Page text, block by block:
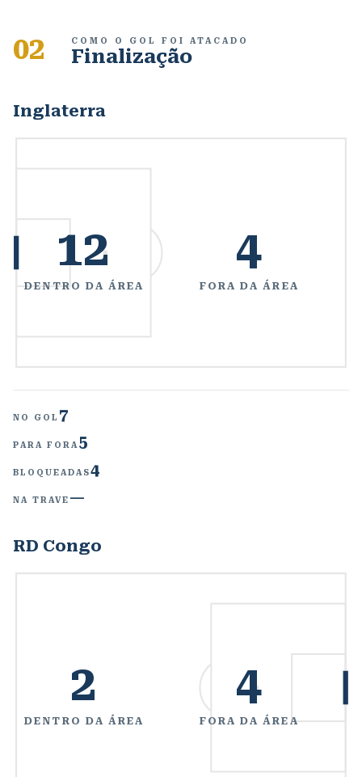
02 COMO O GOL FOI ATACADO
Finalização
Inglaterra
12
DENTRO DA ÁREA
4
FORA DA ÁREA
NO GOL 7
PARA FORA 5
BLOQUEADAS4
NA TRAVE —
RD Congo
2
DENTRO DA ÁREA
4
FORA DA ÁREA